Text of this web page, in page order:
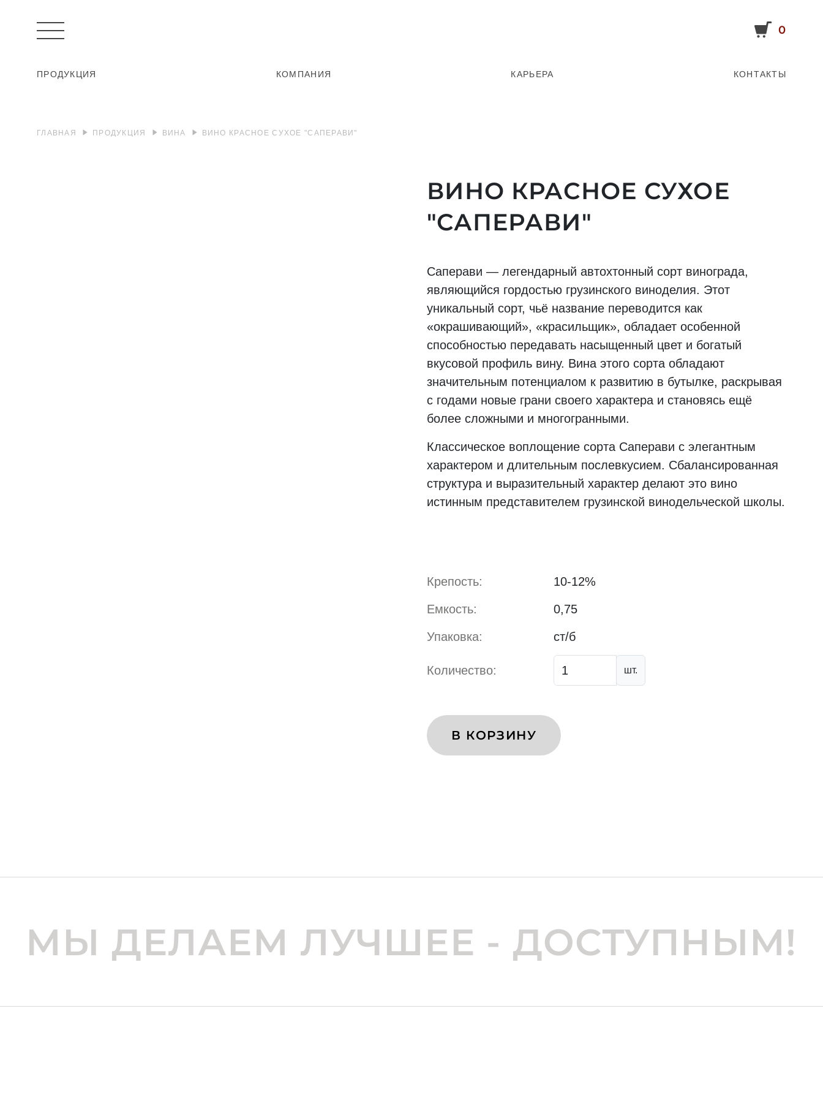
0
ПРОДУКЦИЯ КОМПАНИЯ КАРЬЕРА КОНТАКТЫ
ГЛАВНАЯ ПРОДУКЦИЯ ВИНА ВИНО КРАСНОЕ СУХОЕ "САПЕРАВИ"
ВИНО КРАСНОЕ СУХОЕ
"САПЕРАВИ"
Саперави — легендарный автохтонный сорт винограда,
являющийся гордостью грузинского виноделия. Этот
уникальный сорт, чьё название переводится как
«окрашивающий», «красильщик», обладает особенной
способностью передавать насыщенный цвет и богатый
вкусовой профиль вину. Вина этого сорта обладают
значительным потенциалом к развитию в бутылке, раскрывая
с годами новые грани своего характера и становясь ещё
более сложными и многогранными.
Классическое воплощение сорта Саперави с элегантным
характером и длительным послевкусием. Сбалансированная
структура и выразительный характер делают это вино
истинным представителем грузинской винодельческой школы.
Крепость: 10-12%
Емкость: 0,75
Упаковка: ст/б
Количество: шт.
В КОРЗИНУ
МЫ ДЕЛАЕМ ЛУЧШЕЕ - ДОСТУПНЫМ!